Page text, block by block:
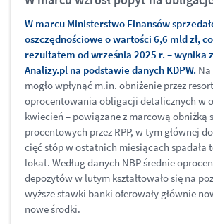
W marcu Ministerstwo Finansów
oszczędnościowe o wartości 6,6 mld zł,
rezultatem od września 2025 r. – wynika
Analizy.pl na podstawie danych KDPW.
mogło wpłynąć m.in. obniżenie przez
oprocentowania obligacji detalicznych w
kwiecień – powiązane z marcową obniżką
procentowych przez RPP, w tym głównej
cięć stóp w ostatnich miesiącach spadała
lokat. Według danych NBP średnie
depozytów w lutym kształtowało się na
wyższe stawki banki oferowały głównie
nowe środki.